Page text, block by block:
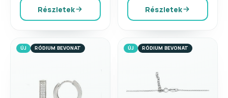
Részletek Részletek
ÚJ RÓDIUM BEVONAT ÚJ RÓDIUM BEVONAT